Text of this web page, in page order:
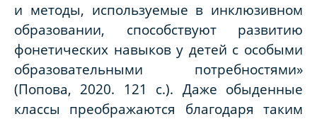
и методы, используемые в инклюзивном
образовании, способствуют развитию
фонетических навыков у детей с особыми
образовательными потребностями»
(Попова, 2020. 121 с.). Даже обыденные
классы преображаются благодаря таким